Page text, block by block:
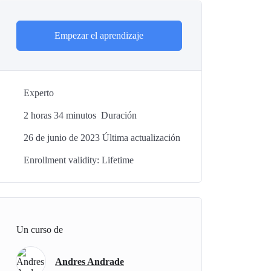
Empezar el aprendizaje
Experto
2 horas 34 minutos Duración
26 de junio de 2023 Última actualización
Enrollment validity: Lifetime
Un curso de
Andres Andrade